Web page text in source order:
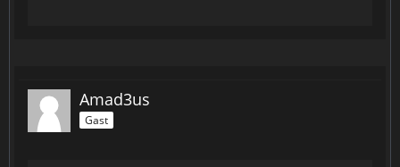
Amad3us
Gast